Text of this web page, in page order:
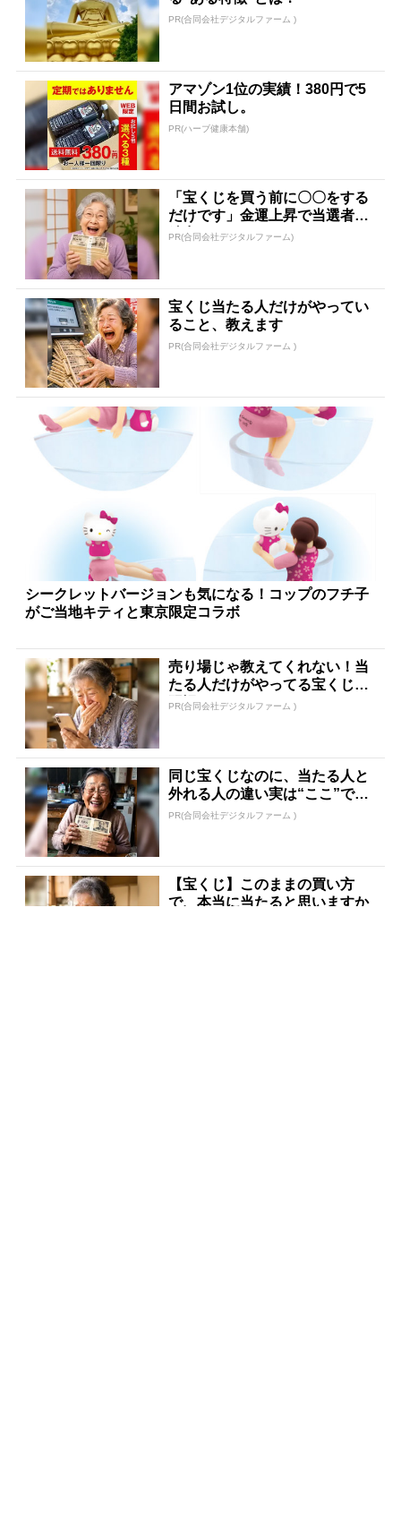
PR(合同会社デジタルファーム )
アマゾン1位の実績！380円で5
日間お試し。
PR(ハーブ健康本舗)
「宝くじを買う前に〇〇をする
だけです」金運上昇で当選者が
続出
PR(合同会社デジタルファーム)
宝くじ当たる人だけがやってい
ること、教えます
PR(合同会社デジタルファーム )
シークレットバージョンも気になる！コップのフチ子
がご当地キティと東京限定コラボ
売り場じゃ教えてくれない！当
たる人だけがやってる宝くじの
習慣
PR(合同会社デジタルファーム )
同じ宝くじなのに、当たる人と
外れる人の違い実は“ここ”でし
た
PR(合同会社デジタルファーム )
【宝くじ】このままの買い方
で、本当に当たると思いますか